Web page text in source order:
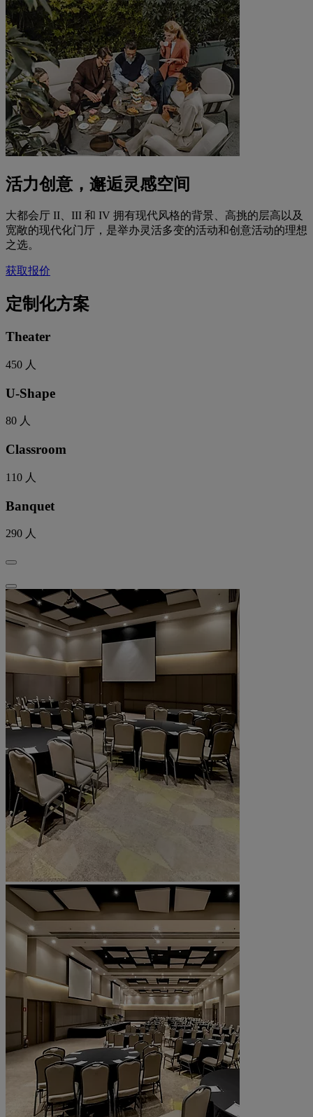
活力创意，邂逅灵感空间
大都会厅 II、III 和 IV 拥有现代风格的背景、高挑的层高以及
宽敞的现代化门厅，是举办灵活多变的活动和创意活动的理想
之选。
获取报价
定制化方案
Theater
450 人
U-Shape
80 人
Classroom
110 人
Banquet
290 人